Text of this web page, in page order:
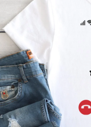
Příležitosti
Domácnost
Kolekce
Oblečení